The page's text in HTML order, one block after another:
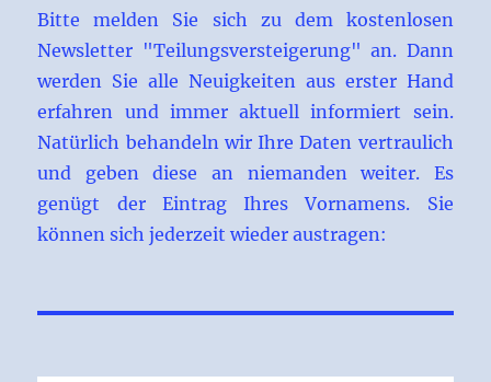
Bitte melden Sie sich zu dem kostenlosen
Newsletter "Teilungsversteigerung" an. Dann
werden Sie alle Neuigkeiten aus erster Hand
erfahren und immer aktuell informiert sein.
Natürlich behandeln wir Ihre Daten vertraulich
und geben diese an niemanden weiter. Es
genügt der Eintrag Ihres Vornamens. Sie
können sich jederzeit wieder austragen: